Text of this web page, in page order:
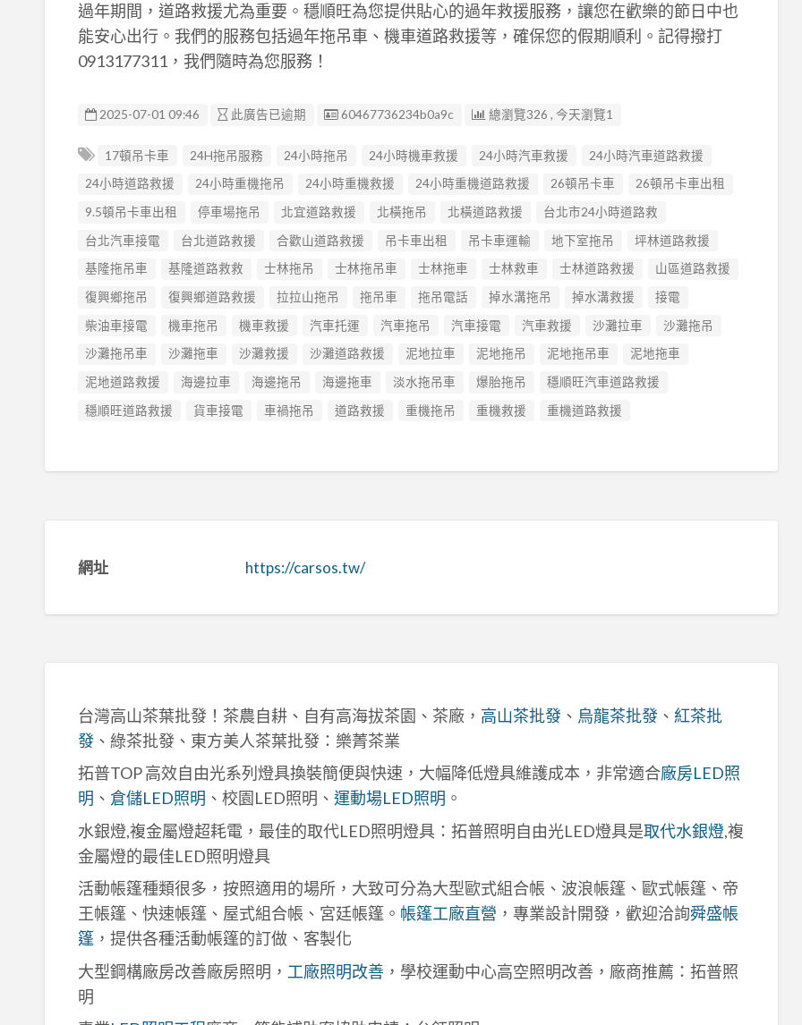
過年期間，道路救援尤為重要。穩順旺為您提供貼心的過年救援服務，讓您在歡樂的節日中也
能安心出行。我們的服務包括過年拖吊車、機車道路救援等，確保您的假期順利。記得撥打
0913177311，我們隨時為您服務！
2025-07-01 09:46 此廣告已逾期 廣告编號
60467736234b0a9c 總瀏覽326 , 今天瀏覽1
17頓吊卡車 24H拖吊服務 24小時拖吊 24小時機車救援 24小時汽車救援
24小時汽車道路救援
24小時道路救援
24小時重機拖吊 24小時重機救援 24小時重機道路救援 26頓吊卡車
26頓吊卡車出租
9.5頓吊卡車出租
停車場拖吊 北宜道路救援 北橫拖吊 北橫道路救援
台北市24小時道路救
台北汽車接電
台北道路救援 合歡山道路救援 吊卡車出租 吊卡車運輸 地下室拖吊
坪林道路救援
基隆拖吊車
基隆道路救救 士林拖吊 士林拖吊車 士林拖車 士林救車 士林道路救援
山區道路救援
復興鄉拖吊
復興鄉道路救援 拉拉山拖吊 拖吊車 拖吊電話 掉水溝拖吊 掉水溝救援
接電
柴油車接電
機車拖吊 機車救援 汽車托運 汽車拖吊 汽車接電 汽車救援 沙灘拉車
沙灘拖吊
沙灘拖吊車
沙灘拖車 沙灘救援 沙灘道路救援 泥地拉車 泥地拖吊 泥地拖吊車
泥地拖車
泥地道路救援
海邊拉車 海邊拖吊 海邊拖車 淡水拖吊車 爆胎拖吊
穩順旺汽車道路救援
穩順旺道路救援
貨車接電 車禍拖吊 道路救援 重機拖吊 重機救援 重機道路救援
網址 https://carsos.tw/
台灣高山茶葉批發！茶農自耕、自有高海拔茶園、茶廠， 高山茶批發、 烏龍茶批發、 紅茶批
發、綠茶批發、東方美人茶葉批發：樂菁茶業
拓普TOP 高效自由光系列燈具換裝簡便與快速，大幅降低燈具維護成本，非常適合廠房LED照
明 、 倉儲LED照明 、校園LED照明、 運動場LED照明 。
水銀燈,複金屬燈超耗電，最佳的取代LED照明燈具：拓普照明自由光LED燈具是取代水銀燈,複
金屬燈的最佳LED照明燈具
活動帳篷種類很多，按照適用的場所，大致可分為大型歐式組合帳、波浪帳篷、歐式帳篷、帝
王帳篷、快速帳篷、屋式組合帳、宮廷帳篷。 帳篷工廠直營 ，專業設計開發，歡迎洽詢舜盛帳
篷，提供各種活動帳篷的訂做、客製化
大型鋼構廠房改善廠房照明， 工廠照明改善，學校運動中心高空照明改善，廠商推薦：拓普照
明